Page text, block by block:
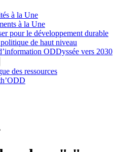
à la Une
à la Une
pour le développement durable
de haut niveau
ODDyssée vers 2030
des ressources